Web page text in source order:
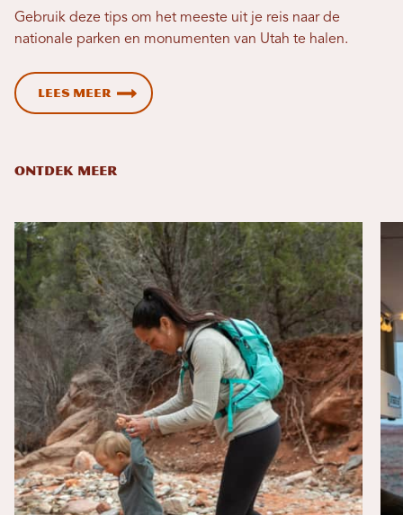
Gebruik deze tips om het meeste uit je reis naar de
nationale parken en monumenten van Utah te halen.
Lees meer
ONTDEK MEER